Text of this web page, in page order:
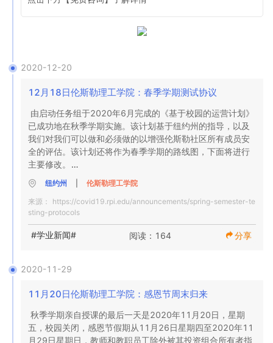
正在采取的措施旨在维护Rensselaer社区所有成员的健康，
如果根据整体健康状况有进一步的变化，我们将立即通知
您。
2020-12-20
12月18日伦斯勒理工学院：春季学期测试协议
由启动任务组于2020年6月完成的《基于校园的运营计划》
已成功地在秋季学期实施。该计划基于纽约州的指导，以及
我们对我们可以做和必须做的以增强伦斯勒社区所有成员安
全的评估。该计划还将作为春季学期的路线图，下面将进行
主要修改。
我们的春季测试计划为要求校园访问的人员提供了基于校园
的操作协议。这些协议将使我们能够开展基础教育和研究任
务，尤其侧重于健康与安全，教学创新，运营有效性，限制
风险和后果管理。
的国家和首都地区蔓延，因此我们无法使校园运营完全没有
变，导致我们不根据纽约州的禁令和/或我们自己对整体公共
此，我们的计划和相关协议可能会更改。
纽约州
伦斯勒理工学院
来源： https://covid19.rpi.edu/announcements/spring-semester-te
sting-protocols
#学业新闻# 阅读：164 分享
2020-11-29
11月20日伦斯勒理工学院：感恩节周末归来
秋季学期亲自授课的最后一天是2020年11月20日，星期
五，校园关闭，感恩节假期从11月26日星期四至2020年11
月29日星期日，教师和教职员工除外被其投资组合所有者指